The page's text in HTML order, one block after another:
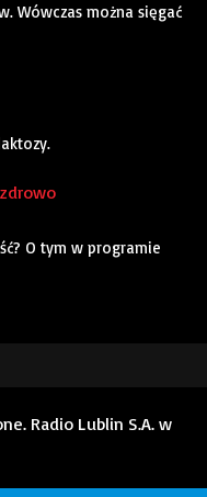
Wówczas można sięgać
O tym w programie
Radio Lublin S.A. w